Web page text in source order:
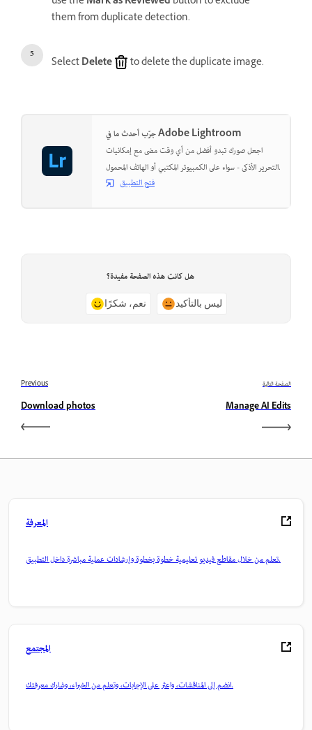
them from duplicate detection.
SelectDelete to delete the duplicate image.
جرّب أحدث ما في Adobe Lightroom
اجعل صورك تبدو أفضل من أي وقت مضى مع إمكانيات
التحرير الأذكى - سواء على الكمبيوتر المكتبي أو الهاتف المحمول.
فتح التطبيق
هل كانت هذه الصفحة مفيدة؟
نعم، شكرًا ليس بالتأكيد
Previous
Download photos
الصفحة التالية
Manage AI Edits
المعرفة
تعلم من خلال مقاطع فيديو تعليمية خطوة بخطوة وإرشادات عملية مباشرة داخل التطبيق.
المجتمع
انضم إلى المناقشات، واعثر على الإجابات، وتعلم من الخبراء، وشارك معرفتك.